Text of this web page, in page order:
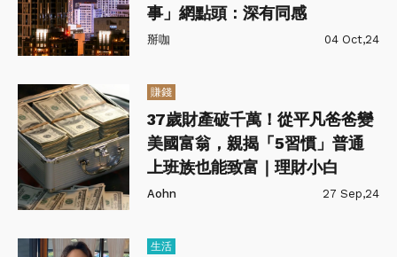
事」網點頭：深有同感
掰咖 04 Oct,24
賺錢
37歲財產破千萬！從平凡爸爸變
美國富翁，親揭「5習慣」普通
上班族也能致富｜理財小白
Aohn 27 Sep,24
生活